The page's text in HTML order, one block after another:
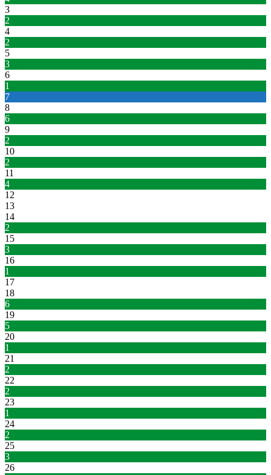
3
2
4
2
5
3
6
1
7
8
6
9
2
10
2
11
4
12
13
14
2
15
3
16
1
17
18
6
19
5
20
1
21
2
22
2
23
1
24
2
25
3
26